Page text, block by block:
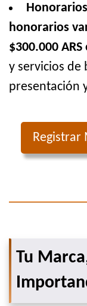
honorarios
$300.000 ARS
y servicios de
presentación
Registrar
Tu